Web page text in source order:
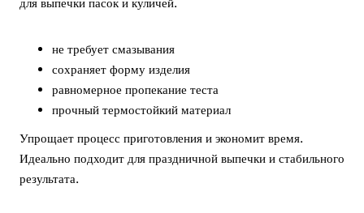
не требует смазывания
сохраняет форму изделия
равномерное пропекание теста
прочный термостойкий материал
Упрощает процесс приготовления и экономит время.
Идеально подходит для праздничной выпечки и стабильного
результата.